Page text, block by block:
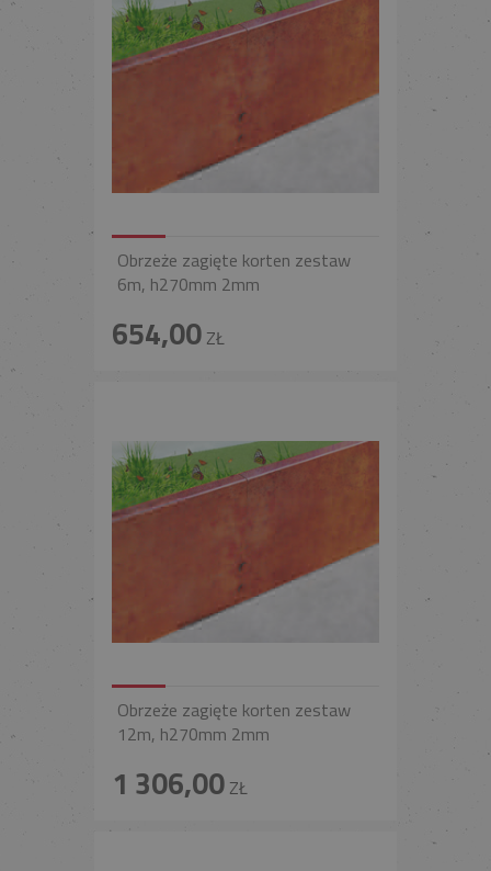
Obrzeże zagięte korten zestaw
6m, h270mm 2mm
654,00ZŁ
Obrzeże zagięte korten zestaw
12m, h270mm 2mm
1 306,00ZŁ